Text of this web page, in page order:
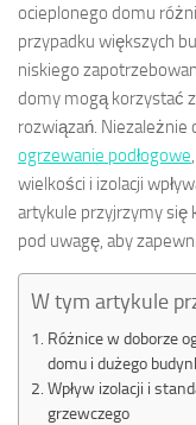
ocieplonego domu
przypadku większych
niskiego
domy mogą korzystać
rozwiązań. Niezależnie
ogrzewanie podłogowe
wielkości i izolacji
artykule przyjrzymy
pod uwagę, aby
W tym artykule
Różnice w doborze
domu i dużego
Wpływ izolacji i
grzewczego